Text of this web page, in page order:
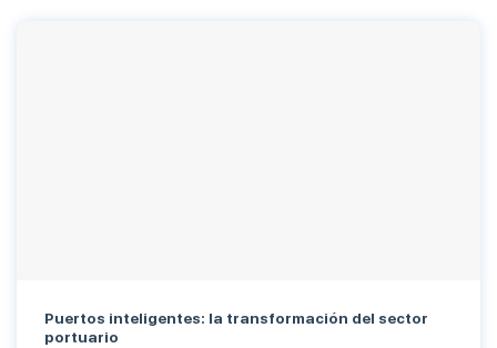
Puertos inteligentes: la transformación del sector
portuario